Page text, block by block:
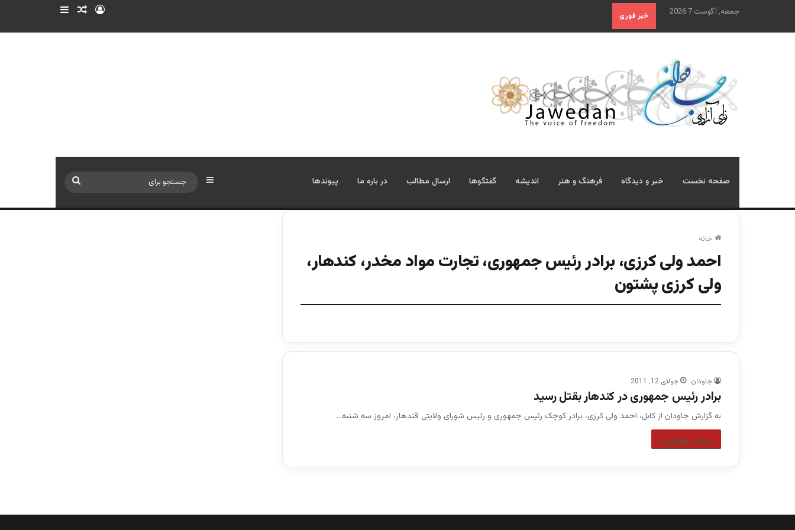
جمعه, آگوست 7 2026 خبر فوری ورود نوشته تصادفی
صفحه نخست خبر و دیدگاه فرهنگ و هنر اندیشه گفتگوها ارسال مطالب در باره ما پیوندها سایدبار
خانه
احمد ولی کرزی، برادر رئیس جمهوری، تجارت مواد مخدر، کندهار،
ولی کرزی پشتون
جاودان جولای 12, 2011
برادر رئیس جمهوری در کندهار بقتل رسید
به گزارش جاودان از کابل، احمد ولی کرزی، برادر کوچک رئیس جمهوری و رئیس شورای ولایتی قندهار، امروز سه شنبه…
بیشتر بخوانید »